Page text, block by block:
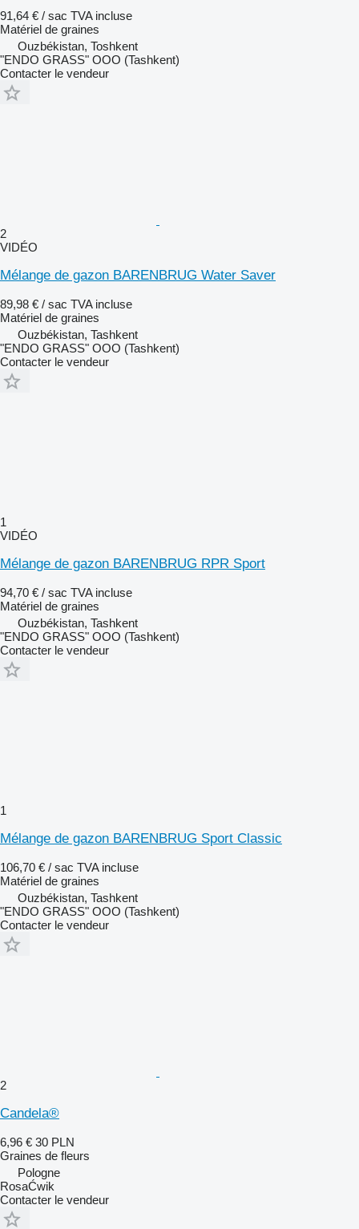
91,64 € / sac TVA incluse
Matériel de graines
Ouzbékistan, Toshkent
"ENDO GRASS" OOO (Tashkent)
Contacter le vendeur
2
VIDÉO
Mélange de gazon BARENBRUG Water Saver
89,98 € / sac TVA incluse
Matériel de graines
Ouzbékistan, Tashkent
"ENDO GRASS" OOO (Tashkent)
Contacter le vendeur
1
VIDÉO
Mélange de gazon BARENBRUG RPR Sport
94,70 € / sac TVA incluse
Matériel de graines
Ouzbékistan, Tashkent
"ENDO GRASS" OOO (Tashkent)
Contacter le vendeur
1
Mélange de gazon BARENBRUG Sport Classic
106,70 € / sac TVA incluse
Matériel de graines
Ouzbékistan, Tashkent
"ENDO GRASS" OOO (Tashkent)
Contacter le vendeur
2
Candela®
6,96 € 30 PLN
Graines de fleurs
Pologne
RosaĆwik
Contacter le vendeur